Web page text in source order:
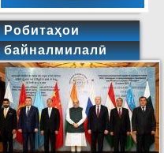
Робитаҳои
байналмилалӣ